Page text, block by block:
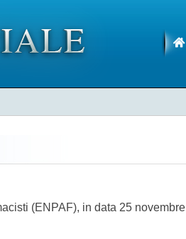
(ENPAF), in data 25 novembre